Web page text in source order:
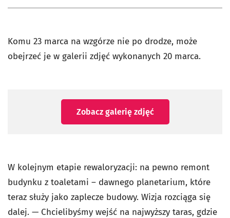
Komu 23 marca na wzgórze nie po drodze, może
obejrzeć je w galerii zdjęć wykonanych 20 marca.
Zobacz galerię zdjęć
W kolejnym etapie rewaloryzacji: na pewno remont
budynku z toaletami – dawnego planetarium, które
teraz służy jako zaplecze budowy. Wizja rozciąga się
dalej. — Chcielibyśmy wejść na najwyższy taras, gdzie